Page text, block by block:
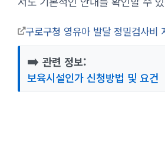
구로구청 영유아 발달 정밀검사비
➡️ 관련 정보:
보육시설인가 신청방법 및 요건